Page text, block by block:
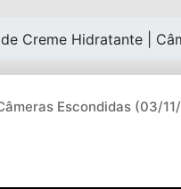
Creme Hidratante |
Escondidas (03/